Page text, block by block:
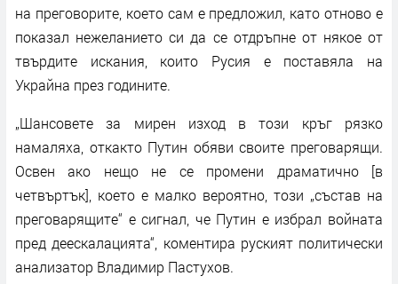
на преговорите, което сам е предложил, като отново е
показал нежеланието си да се отдръпне от някое от
твърдите искания, които Русия е поставяла на
Украйна през годините.
„Шансовете за мирен изход в този кръг рязко
намаляха, откакто Путин обяви своите преговарящи.
Освен ако нещо не се промени драматично [в
четвъртък], което е малко вероятно, този „състав на
преговарящите“ е сигнал, че Путин е избрал войната
пред деескалацията“, коментира руският политически
анализатор Владимир Пастухов.